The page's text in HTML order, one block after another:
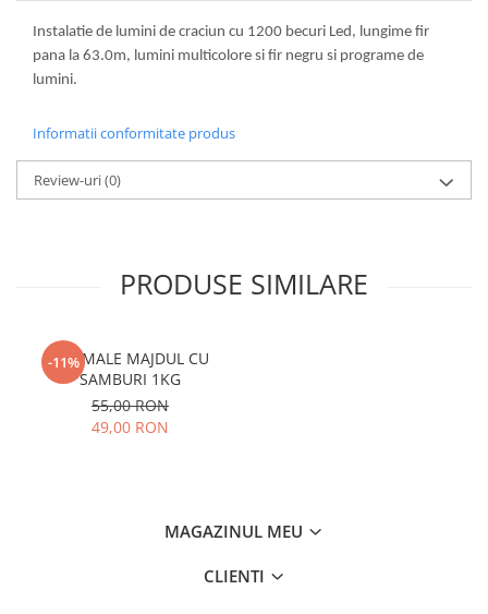
Instalatie de lumini de craciun cu 1200 becuri Led, lungime fir
pana la 63.0m, lumini multicolore si fir negru si programe de
lumini.
Informatii conformitate produs
Review-uri(0)
PRODUSE SIMILARE
-11%
CURMALE MAJDUL CU
SAMBURI 1KG
55,00 RON
49,00 RON
MAGAZINUL MEU
CLIENTI